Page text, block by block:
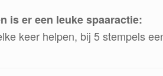
is er een leuke spaaractie:
keer helpen, bij 5 stempels